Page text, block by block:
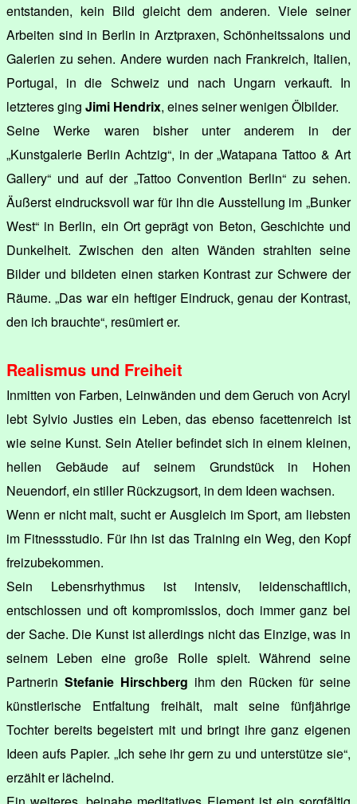
entstanden, kein Bild gleicht dem anderen. Viele seiner
Arbeiten sind in Berlin in Arztpraxen, Schönheitssalons und
Galerien zu sehen. Andere wurden nach Frankreich, Italien,
Portugal, in die Schweiz und nach Ungarn verkauft. In
letzteres ging Jimi Hendrix, eines seiner wenigen Ölbilder.
Seine Werke waren bisher unter anderem in der
„Kunstgalerie Berlin Achtzig“, in der „Watapana Tattoo & Art
Gallery“ und auf der „Tattoo Convention Berlin“ zu sehen.
Äußerst eindrucksvoll war für ihn die Ausstellung im „Bunker
West“ in Berlin, ein Ort geprägt von Beton, Geschichte und
Dunkelheit. Zwischen den alten Wänden strahlten seine
Bilder und bildeten einen starken Kontrast zur Schwere der
Räume. „Das war ein heftiger Eindruck, genau der Kontrast,
den ich brauchte“, resümiert er.
Realismus und Freiheit
Inmitten von Farben, Leinwänden und dem Geruch von Acryl
lebt Sylvio Justies ein Leben, das ebenso facettenreich ist
wie seine Kunst. Sein Atelier befindet sich in einem kleinen,
hellen Gebäude auf seinem Grundstück in Hohen
Neuendorf, ein stiller Rückzugsort, in dem Ideen wachsen.
Wenn er nicht malt, sucht er Ausgleich im Sport, am liebsten
im Fitnessstudio. Für ihn ist das Training ein Weg, den Kopf
freizubekommen.
Sein Lebensrhythmus ist intensiv, leidenschaftlich,
entschlossen und oft kompromisslos, doch immer ganz bei
der Sache. Die Kunst ist allerdings nicht das Einzige, was in
seinem Leben eine große Rolle spielt. Während seine
Partnerin Stefanie Hirschberg ihm den Rücken für seine
künstlerische Entfaltung freihält, malt seine fünfjährige
Tochter bereits begeistert mit und bringt ihre ganz eigenen
Ideen aufs Papier. „Ich sehe ihr gern zu und unterstütze sie“,
erzählt er lächelnd.